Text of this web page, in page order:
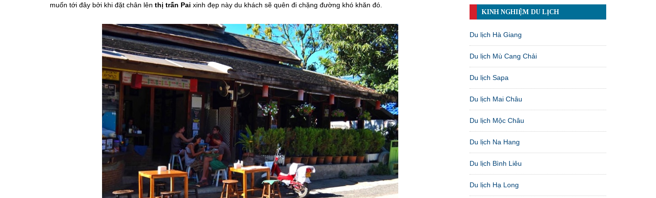
muốn tới đây bởi khi đặt chân lên thị trấn Pai xinh đẹp này du khách sẽ quên đi chặng đường khó khăn đó.
KINH NGHIỆM DU LỊCH
Du lịch Hà Giang
Du lịch Mù Cang Chải
Du lịch Sapa
Du lịch Mai Châu
Du lịch Mộc Châu
Du lịch Na Hang
Du lịch Bình Liêu
Du lịch Hạ Long